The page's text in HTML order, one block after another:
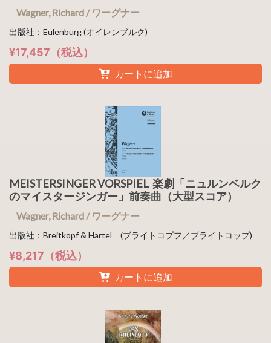
Wagner, Richard / ワーグナー
出版社：Eulenburg (オイレンブルク)
¥17,457（税込）
カートに追加
MEISTERSINGER VORSPIEL 楽劇「ニュルンベルク
のマイスタージンガー」前奏曲（大型スコア）
Wagner, Richard / ワーグナー
出版社：Breitkopf & Hartel (ブライトコプフ／ブライトコップ)
¥8,217（税込）
カートに追加